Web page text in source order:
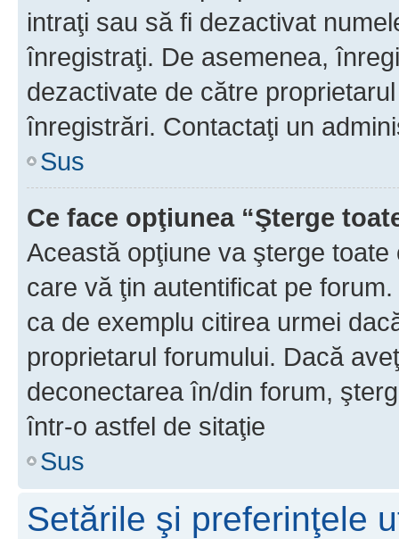
intraţi sau să fi dezactivat
înregistraţi. De asemenea,
dezactivate de către
înregistrări. Contactaţi un
Sus
Ce face opţiunea “Şterge
Această opţiune va şterge
care vă ţin autentificat pe
ca de exemplu citirea urmei
proprietarul forumului. Dacă
deconectarea în/din forum,
într-o astfel de sitaţie
Sus
Setările şi preferinţele